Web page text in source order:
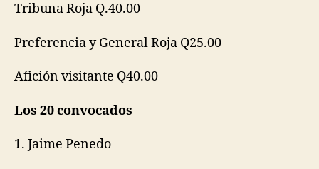
Tribuna Roja Q.40.00
Preferencia y General Roja Q25.00
Afición visitante Q40.00
Los 20 convocados
1. Jaime Penedo